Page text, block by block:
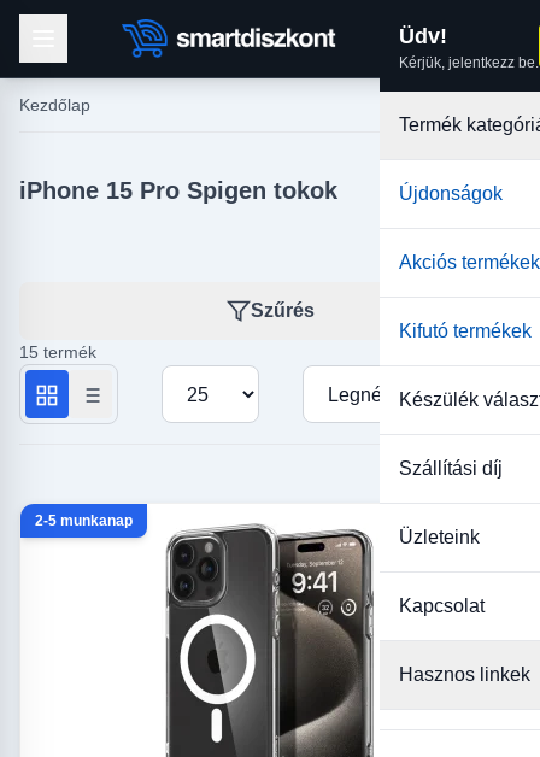
Üdv!
Kérjük, jelentkezz be.
Termék
Újdonságok
Akciós termékek
Kifutó termékek
Készülék
Szállítási díj
Üzleteink
Kapcsolat
Hasznos linkek
Kezdőlap
iPhone 15 Pro Spigen tokok
Szűrés
15 termék
Termékek száma oldalanként
Rendezés
2-5 munkanap